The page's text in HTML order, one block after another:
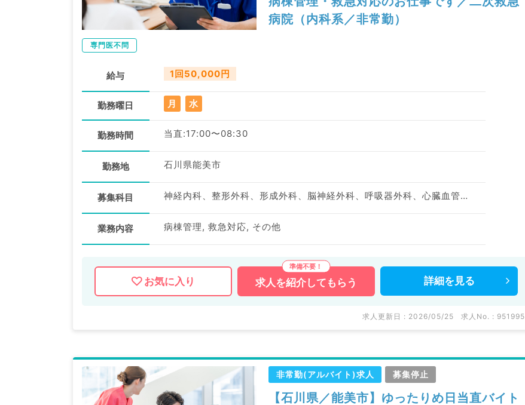
病院（内科系／非常勤）
専門医不問
給与 1回50,000円
勤務曜日 月 水
勤務時間 当直:17:00〜08:30
勤務地 石川県能美市
募集科目 神経内科、整形外科、形成外科、脳神経外科、呼吸器外科、心臓血管外科、泌尿器科、一般内科、循環器内科、呼吸器内科、消化器内科、内分泌・代謝内科、腎臓内科、老年内科、血液内科、外科系全般、一般外科、消化器外科、乳腺外科、膠原病科、大腸・肛門外科
業務内容 病棟管理, 救急対応, その他
お気に入り 求人を紹介してもらう 詳細を 見る
求人更新日 : 2026/05/25 求人No. : 951995
非常勤(アルバイト)求人 募集停止
【石川県／能美市】ゆったりめ日当直バイト